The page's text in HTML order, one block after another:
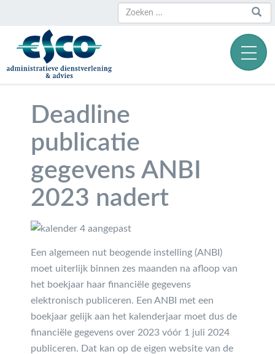
Zoeken
Zoeken
naar:
Deadline
publicatie
gegevens ANBI
2023 nadert
Een algemeen nut beogende instelling (ANBI)
moet uiterlijk binnen zes maanden na afloop van
het boekjaar haar financiële gegevens
elektronisch publiceren. Een ANBI met een
boekjaar gelijk aan het kalenderjaar moet dus de
financiële gegevens over 2023 vóór 1 juli 2024
publiceren. Dat kan op de eigen website van de